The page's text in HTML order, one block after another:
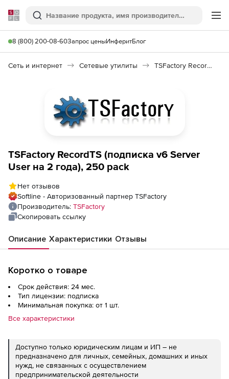
Softline
Поиск
8 (800) 200-08-60Запрос ценыИнферитБлог
Сеть и интернет Сетевые утилиты TSFactory RecordTS
TSFactory RecordTS (подписка v6 Server
User на 2 года), 250 pack
Нет отзывов
Softline - Авторизованный партнер TSFactory
Производитель: TSFactory
Скопировать ссылку
Описание Характеристики Отзывы
Коротко о товаре
Срок действия: 24 мес.
Тип лицензии: подписка
Минимальная покупка: от 1 шт.
Все характеристики
Доступно только юридическим лицам и ИП – не
предназначено для личных, семейных, домашних и иных
нужд, не связанных с осуществлением
предпринимательской деятельности